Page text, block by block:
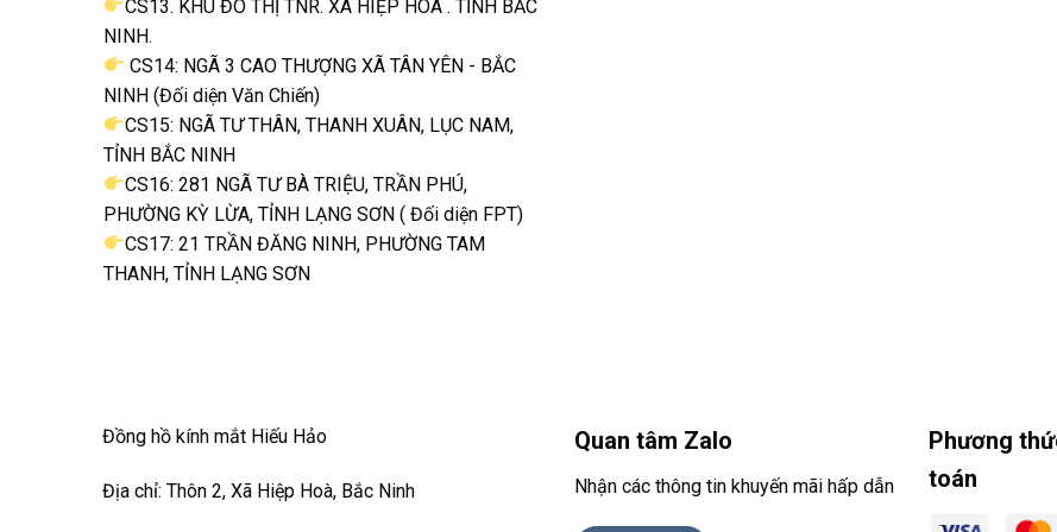
CS13. KHU ĐÔ THỊ TNR. XÃ HIỆP HÒA . TỈNH BẮC
NINH.
CS14: NGÃ 3 CAO THƯỢNG XÃ TÂN YÊN - BẮC
NINH (Đối diện Văn Chiến)
CS15: NGÃ TƯ THÂN, THANH XUÂN, LỤC NAM,
TỈNH BẮC NINH
CS16: 281 NGÃ TƯ BÀ TRIỆU, TRẦN PHÚ,
PHƯỜNG KỲ LỪA, TỈNH LẠNG SƠN ( Đối diện FPT)
CS17: 21 TRẦN ĐĂNG NINH, PHƯỜNG TAM
THANH, TỈNH LẠNG SƠN
Đồng hồ kính mắt Hiếu Hảo
Địa chỉ: Thôn 2, Xã Hiệp Hoà, Bắc Ninh
Quan tâm Zalo
Nhận các thông tin khuyến mãi hấp dẫn
Phương
toán